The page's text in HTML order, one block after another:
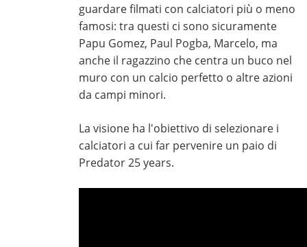
guardare filmati con calciatori più o meno
famosi: tra questi ci sono sicuramente
Papu Gomez, Paul Pogba, Marcelo, ma
anche il ragazzino che centra un buco nel
muro con un calcio perfetto o altre azioni
da campi minori.
La visione ha l'obiettivo di selezionare i
calciatori a cui far pervenire un paio di
Predator 25 years.